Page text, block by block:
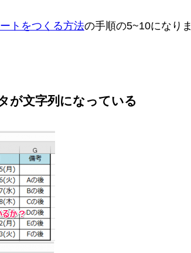
トをつくる方法の手順の5~10になりま
が文字列になっている